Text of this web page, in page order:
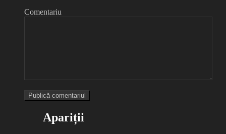
Comentariu
Apariții